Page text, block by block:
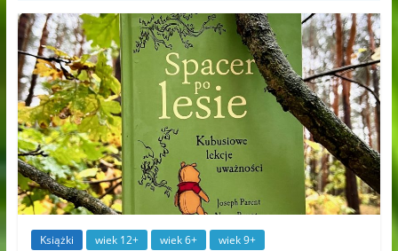
Książki wiek 12+ wiek 6+ wiek 9+